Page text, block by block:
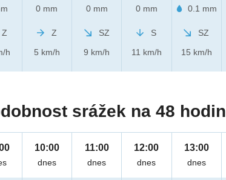
Z
h
0 mm
Z
5 km/h
0 mm
SZ
9 km/h
0 mm
S
11 km/h
0.1 mm
SZ
15 km/h
srážek na 48 hodin
10:00
dnes
11:00
dnes
12:00
dnes
13:00
dnes